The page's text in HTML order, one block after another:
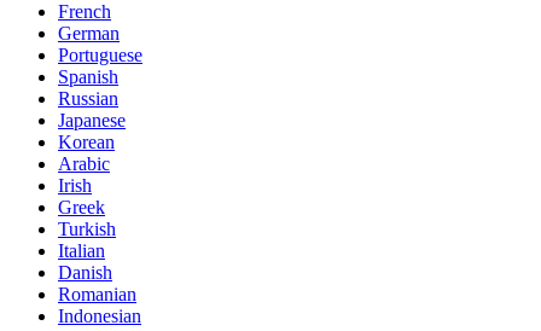
French
German
Portuguese
Spanish
Russian
Japanese
Korean
Arabic
Irish
Greek
Turkish
Italian
Danish
Romanian
Indonesian